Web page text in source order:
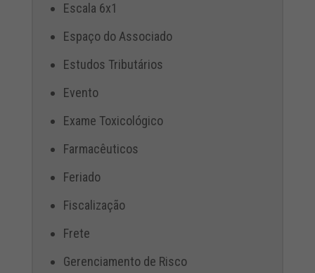
Escala 6x1
Espaço do Associado
Estudos Tributários
Evento
Exame Toxicológico
Farmacêuticos
Feriado
Fiscalização
Frete
Gerenciamento de Risco